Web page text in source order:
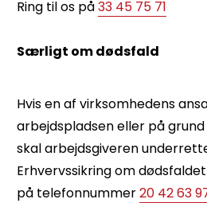
Ring til os på33 45 75 71
Særligt om dødsfald
Hvis en af virksomhedens
arbejdspladsen eller på
skal arbejdsgiveren
Erhvervssikring om
på telefonnummer20 42 63